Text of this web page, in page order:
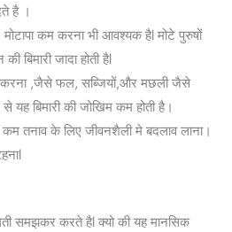
है ।
मोटापा कम करना भी आवश्यक हैlमोटे पुरुषों
बिमारी जादा होती हैl
,जैसे फल,सब्जियों,और मछली जैसे
यह बिमारी की जोखिम कम होती है।
तनाव के लिए जीवनशैली मे बदलाव लाना।
l
समझकर करते हैl क्यो की यह मानसिक